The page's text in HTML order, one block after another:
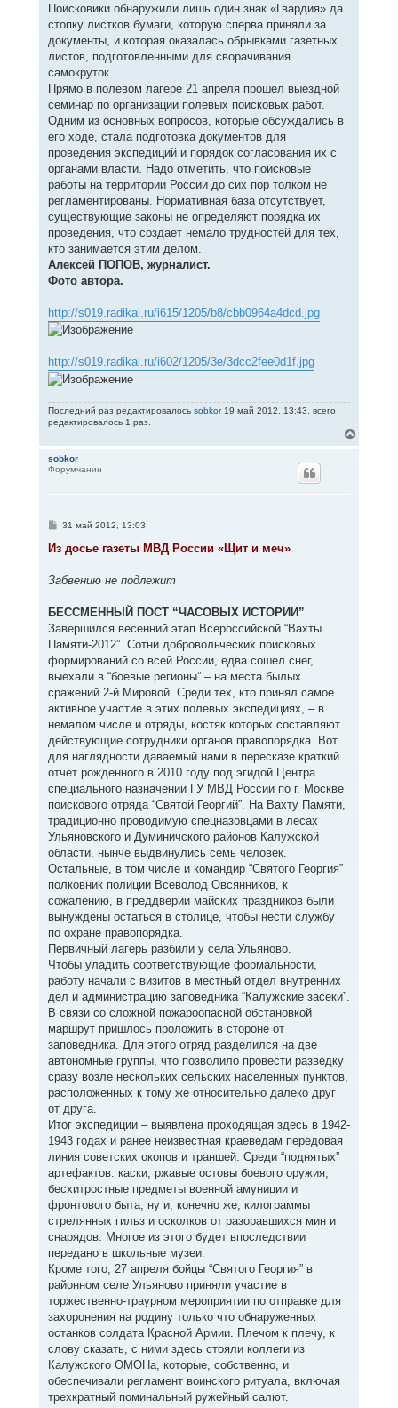
Поисковики обнаружили лишь один знак «Гвардия» да
стопку листков бумаги, которую сперва приняли за
документы, и которая оказалась обрывками газетных
листов, подготовленными для сворачивания
самокруток.
Прямо в полевом лагере 21 апреля прошел выездной
семинар по организации полевых поисковых работ.
Одним из основных вопросов, которые обсуждались в
его ходе, стала подготовка документов для
проведения экспедиций и порядок согласования их с
органами власти. Надо отметить, что поисковые
работы на территории России до сих пор толком не
регламентированы. Нормативная база отсутствует,
существующие законы не определяют порядка их
проведения, что создает немало трудностей для тех,
кто занимается этим делом.
Алексей ПОПОВ, журналист.
Фото автора.
http://s019.radikal.ru/i615/1205/b8/cbb0964a4dcd.jpg
http://s019.radikal.ru/i602/1205/3e/3dcc2fee0d1f.jpg
Последний раз редактировалось sobkor19 май 2012, 13:43, всего
редактировалось 1 раз.
е
sobkor
Форумчанин
С
о
е
е
31 май 2012, 13:03
Из досье газеты МВД России «Щит и меч»
Забвению не подлежит
БЕССМЕННЫЙ ПОСТ “ЧАСОВЫХ ИСТОРИИ”
Завершился весенний этап Всероссийской “Вахты
Памяти-2012”. Сотни добровольческих поисковых
формирований со всей России, едва сошел снег,
выехали в “боевые регионы” – на места былых
сражений 2-й Мировой. Среди тех, кто принял самое
активное участие в этих полевых экспедициях, – в
немалом числе и отряды, костяк которых составляют
действующие сотрудники органов правопорядка. Вот
для наглядности даваемый нами в пересказе краткий
отчет рожденного в 2010 году под эгидой Центра
специального назначении ГУ МВД России по г. Москве
поискового отряда “Святой Георгий”. На Вахту Памяти,
традиционно проводимую спецназовцами в лесах
Ульяновского и Думиничского районов Калужской
области, нынче выдвинулись семь человек.
Остальные, в том числе и командир “Святого Георгия”
полковник полиции Всеволод Овсянников, к
сожалению, в преддверии майских праздников были
вынуждены остаться в столице, чтобы нести службу
по охране правопорядка.
Первичный лагерь разбили у села Ульяново.
Чтобы уладить соответствующие формальности,
работу начали с визитов в местный отдел внутренних
дел и администрацию заповедника “Калужские засеки”.
В связи со сложной пожароопасной обстановкой
маршрут пришлось проложить в стороне от
заповедника. Для этого отряд разделился на две
автономные группы, что позволило провести разведку
сразу возле нескольких сельских населенных пунктов,
расположенных к тому же относительно далеко друг
от друга.
Итог экспедиции – выявлена проходящая здесь в 1942-
1943 годах и ранее неизвестная краеведам передовая
линия советских окопов и траншей. Среди “поднятых”
артефактов: каски, ржавые остовы боевого оружия,
бесхитростные предметы военной амуниции и
фронтового быта, ну и, конечно же, килограммы
стрелянных гильз и осколков от разоравшихся мин и
снарядов. Многое из этого будет впоследствии
передано в школьные музеи.
Кроме того, 27 апреля бойцы “Святого Георгия” в
районном селе Ульяново приняли участие в
торжественно-траурном мероприятии по отправке для
захоронения на родину только что обнаруженных
останков солдата Красной Армии. Плечом к плечу, к
слову сказать, с ними здесь стояли коллеги из
Калужского ОМОНа, которые, собственно, и
обеспечивали регламент воинского ритуала, включая
трехкратный поминальный ружейный салют.